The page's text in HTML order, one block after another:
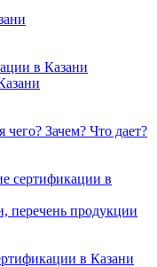
в Казани
Зачем? Что дает?
сертификации в
перечень продукции
в Казани